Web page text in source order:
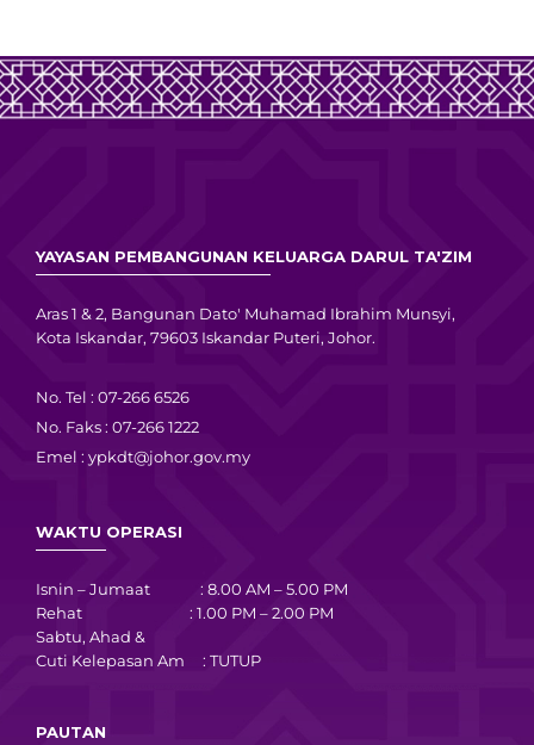
YAYASAN PEMBANGUNAN KELUARGA DARUL TA'ZIM
Aras 1 & 2, Bangunan Dato' Muhamad Ibrahim Munsyi,
Kota Iskandar, 79603 Iskandar Puteri, Johor.
No. Tel : 07-266 6526
No. Faks : 07-266 1222
Emel : ypkdt@johor.gov.my
WAKTU OPERASI
Isnin – Jumaat : 8.00 AM – 5.00 PM
Rehat : 1.00 PM – 2.00 PM
Sabtu, Ahad &
Cuti Kelepasan Am : TUTUP
PAUTAN